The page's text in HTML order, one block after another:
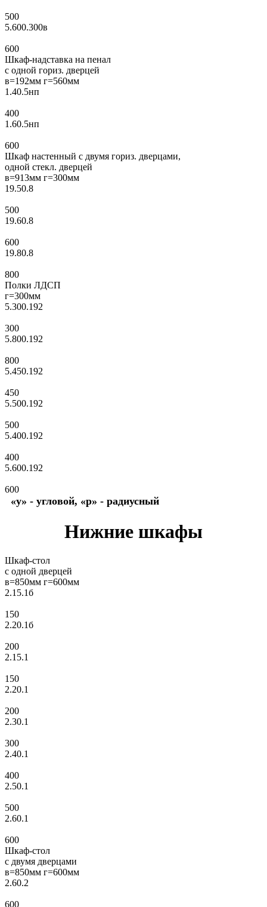
500
5.600.300в
600
Шкаф-надставка на пенал
с одной гориз. дверцей
в=192мм г=560мм
1.40.5нп
400
1.60.5нп
600
Шкаф настенный с двумя гориз. дверцами,
одной стекл. дверцей
в=913мм г=300мм
19.50.8
500
19.60.8
600
19.80.8
800
Полки ЛДСП
г=300мм
5.300.192
300
5.800.192
800
5.450.192
450
5.500.192
500
5.400.192
400
5.600.192
600
«у» - угловой, «р» - радиусный
Нижние шкафы
Шкаф-стол
с одной дверцей
в=850мм г=600мм
2.15.1б
150
2.20.1б
200
2.15.1
150
2.20.1
200
2.30.1
300
2.40.1
400
2.50.1
500
2.60.1
600
Шкаф-стол
с двумя дверцами
в=850мм г=600мм
2.60.2
600